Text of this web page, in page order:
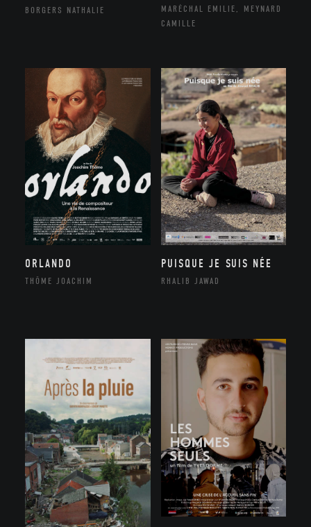
BORGERS NATHALIE
MARÉCHAL EMILIE, MEYNARD
CAMILLE
ORLANDO
THÔME JOACHIM
PUISQUE JE SUIS NÉE
RHALIB JAWAD